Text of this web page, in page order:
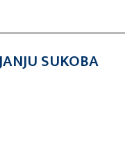
SUKOBA